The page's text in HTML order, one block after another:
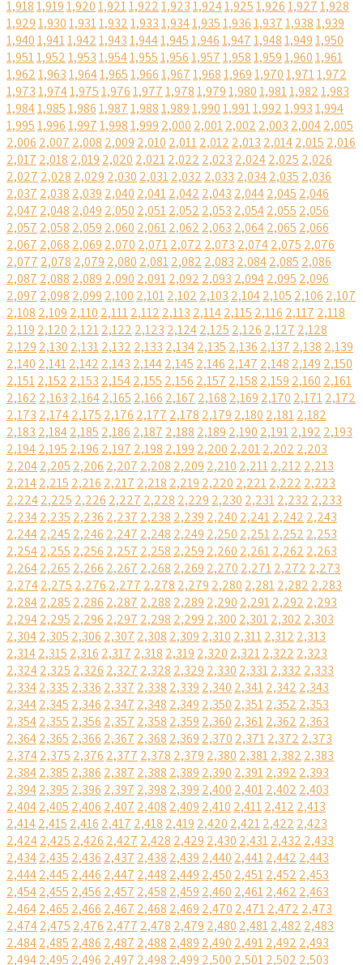
1,9181,9191,9201,9211,9221,9231,9241,9251,9261,9271,928
1,9291,9301,9311,9321,9331,9341,9351,9361,9371,9381,939
1,9401,9411,9421,9431,9441,9451,9461,9471,9481,9491,950
1,9511,9521,9531,9541,9551,9561,9571,9581,9591,9601,961
1,9621,9631,9641,9651,9661,9671,9681,9691,9701,9711,972
1,9731,9741,9751,9761,9771,9781,9791,9801,9811,9821,983
1,9841,9851,9861,9871,9881,9891,9901,9911,9921,9931,994
1,9951,9961,9971,9981,999 2,000 2,0012,002 2,003 2,0042,005
2,006 2,007 2,008 2,009 2,010 2,0112,012 2,013 2,0142,015 2,016
2,017 2,018 2,019 2,020 2,0212,022 2,023 2,0242,025 2,026
2,027 2,028 2,029 2,030 2,0312,032 2,033 2,0342,035 2,036
2,037 2,038 2,039 2,040 2,0412,042 2,043 2,0442,045 2,046
2,047 2,048 2,049 2,050 2,0512,052 2,053 2,0542,055 2,056
2,057 2,058 2,059 2,060 2,0612,062 2,063 2,0642,065 2,066
2,067 2,068 2,069 2,070 2,0712,072 2,073 2,0742,075 2,076
2,077 2,078 2,079 2,080 2,0812,082 2,083 2,0842,085 2,086
2,087 2,088 2,089 2,090 2,0912,092 2,093 2,0942,095 2,096
2,097 2,098 2,099 2,100 2,1012,102 2,103 2,1042,105 2,106 2,107
2,108 2,109 2,110 2,1112,112 2,113 2,1142,115 2,116 2,117 2,118
2,119 2,120 2,1212,122 2,123 2,1242,125 2,126 2,127 2,128
2,129 2,130 2,1312,132 2,133 2,1342,135 2,136 2,137 2,138 2,139
2,140 2,1412,142 2,143 2,1442,145 2,146 2,147 2,148 2,149 2,150
2,1512,152 2,153 2,1542,155 2,156 2,157 2,158 2,159 2,160 2,161
2,162 2,163 2,1642,165 2,166 2,167 2,168 2,169 2,170 2,1712,172
2,173 2,1742,175 2,176 2,177 2,178 2,179 2,180 2,1812,182
2,183 2,1842,185 2,186 2,187 2,188 2,189 2,190 2,1912,192 2,193
2,1942,195 2,196 2,197 2,198 2,199 2,200 2,2012,202 2,203
2,2042,205 2,206 2,207 2,208 2,209 2,210 2,2112,212 2,213
2,2142,215 2,216 2,217 2,218 2,219 2,220 2,2212,222 2,223
2,2242,225 2,226 2,227 2,228 2,229 2,230 2,2312,232 2,233
2,2342,235 2,236 2,237 2,238 2,239 2,240 2,2412,242 2,243
2,2442,245 2,246 2,247 2,248 2,249 2,250 2,2512,252 2,253
2,2542,255 2,256 2,257 2,258 2,259 2,260 2,2612,262 2,263
2,2642,265 2,266 2,267 2,268 2,269 2,270 2,2712,272 2,273
2,2742,275 2,276 2,277 2,278 2,279 2,280 2,2812,282 2,283
2,2842,285 2,286 2,287 2,288 2,289 2,290 2,2912,292 2,293
2,2942,295 2,296 2,297 2,298 2,299 2,300 2,3012,302 2,303
2,3042,305 2,306 2,307 2,308 2,309 2,310 2,3112,312 2,313
2,3142,315 2,316 2,317 2,318 2,319 2,320 2,3212,322 2,323
2,3242,325 2,326 2,327 2,328 2,329 2,330 2,3312,332 2,333
2,3342,335 2,336 2,337 2,338 2,339 2,340 2,3412,342 2,343
2,3442,345 2,346 2,347 2,348 2,349 2,350 2,3512,352 2,353
2,3542,355 2,356 2,357 2,358 2,359 2,360 2,3612,362 2,363
2,3642,365 2,366 2,367 2,368 2,369 2,370 2,3712,372 2,373
2,3742,375 2,376 2,377 2,378 2,379 2,380 2,3812,382 2,383
2,3842,385 2,386 2,387 2,388 2,389 2,390 2,3912,392 2,393
2,3942,395 2,396 2,397 2,398 2,399 2,400 2,4012,402 2,403
2,4042,405 2,406 2,407 2,408 2,409 2,410 2,4112,412 2,413
2,4142,415 2,416 2,417 2,418 2,419 2,420 2,4212,422 2,423
2,4242,425 2,426 2,427 2,428 2,429 2,430 2,4312,432 2,433
2,4342,435 2,436 2,437 2,438 2,439 2,440 2,4412,442 2,443
2,4442,445 2,446 2,447 2,448 2,449 2,450 2,4512,452 2,453
2,4542,455 2,456 2,457 2,458 2,459 2,460 2,4612,462 2,463
2,4642,465 2,466 2,467 2,468 2,469 2,470 2,4712,472 2,473
2,4742,475 2,476 2,477 2,478 2,479 2,480 2,4812,482 2,483
2,4842,485 2,486 2,487 2,488 2,489 2,490 2,4912,492 2,493
2,4942,495 2,496 2,497 2,498 2,499 2,500 2,5012,502 2,503